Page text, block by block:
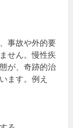
事故や外的要
せん。慢性疾
が、奇跡的治
ます。例え